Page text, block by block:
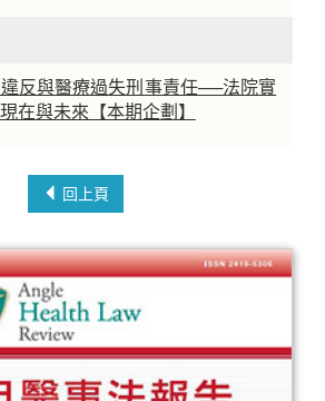
反與醫療過失刑事責任──法院實
在與未來【本期企劃】
回上頁